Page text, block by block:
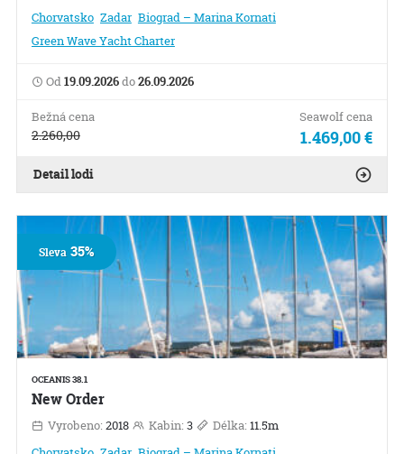
Chorvatsko Zadar Biograd – Marina Kornati
Green Wave Yacht Charter
Od19.09.2026do26.09.2026
Bežná cena
2.260,00
Seawolf cena
1.469,00 €
Detail lodi
OCEANIS 38.1
New Order
Vyrobeno: 2018 Kabin: 3 Délka: 11.5m
Sleva35%